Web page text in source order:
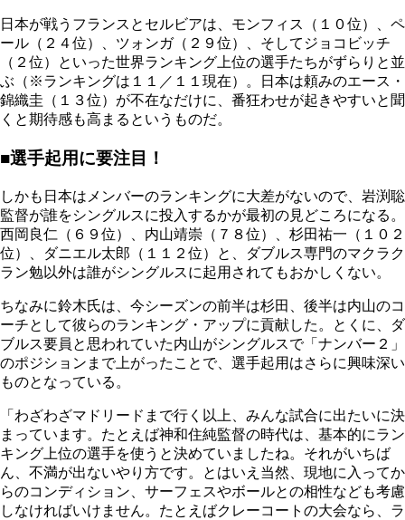
日本が戦うフランスとセルビアは、モンフィス（１０位）、ペ
ール（２４位）、ツォンガ（２９位）、そしてジョコビッチ
（２位）といった世界ランキング上位の選手たちがずらりと並
ぶ（※ランキングは１１／１１現在）。日本は頼みのエース・
錦織圭（１３位）が不在なだけに、番狂わせが起きやすいと聞
くと期待感も高まるというものだ。
■選手起用に要注目！
しかも日本はメンバーのランキングに大差がないので、岩渕聡
監督が誰をシングルスに投入するかが最初の見どころになる。
西岡良仁（６９位）、内山靖崇（７８位）、杉田祐一（１０２
位）、ダニエル太郎（１１２位）と、ダブルス専門のマクラク
ラン勉以外は誰がシングルスに起用されてもおかしくない。
ちなみに鈴木氏は、今シーズンの前半は杉田、後半は内山のコ
ーチとして彼らのランキング・アップに貢献した。とくに、ダ
ブルス要員と思われていた内山がシングルスで「ナンバー２」
のポジションまで上がったことで、選手起用はさらに興味深い
ものとなっている。
「わざわざマドリードまで行く以上、みんな試合に出たいに決
まっています。たとえば神和住純監督の時代は、基本的にラン
キング上位の選手を使うと決めていましたね。それがいちば
ん、不満が出ないやり方です。とはいえ当然、現地に入ってか
らのコンディション、サーフェスやボールとの相性なども考慮
しなければいけません。たとえばクレーコートの大会なら、ラ